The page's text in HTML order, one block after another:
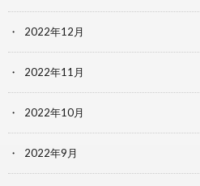
2022年12月
2022年11月
2022年10月
2022年9月